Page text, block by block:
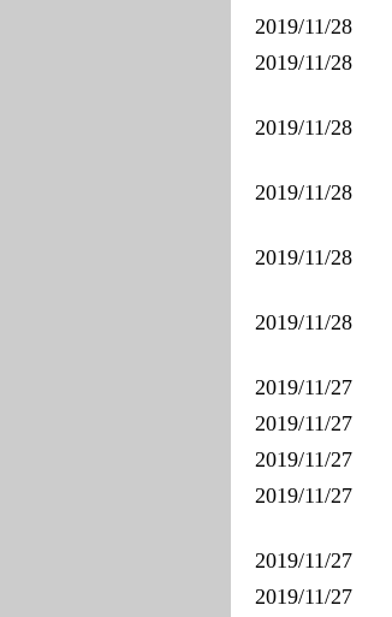
2019/11/28
2019/11/28
2019/11/28
2019/11/28
2019/11/28
2019/11/28
2019/11/27
2019/11/27
2019/11/27
2019/11/27
2019/11/27
2019/11/27